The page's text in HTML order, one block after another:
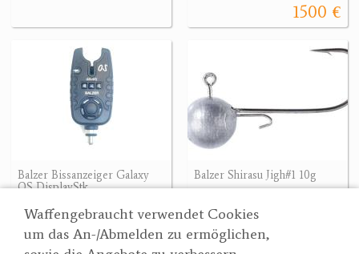
Waffengebraucht verwendet Cookies
um das An-/Abmelden zu ermöglichen,
1500 €
Balzer Bissanzeiger Galaxy
OS DisplayStk.
19.90 €
Balzer Shirasu Jigh#1 10g